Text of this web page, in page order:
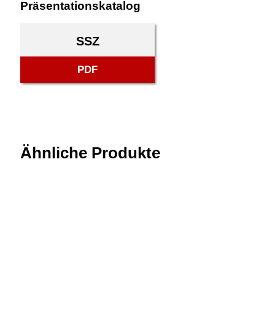
Präsentationskatalog
SSZ
PDF
Ähnliche Produkte